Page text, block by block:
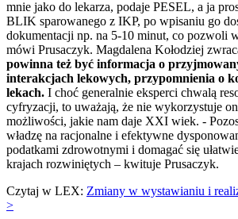
mnie jako do lekarza, podaje PESEL, a ja
BLIK sparowanego z IKP, po wpisaniu go
dokumentacji np. na 5-10 minut, co pozwoli
mówi Prusaczyk. Magdalena Kołodziej
powinna też być informacja o
interakcjach lekowych, przypomnienia o
lekach. I choć generalnie eksperci chwalą
cyfryzacji, to uważają, że nie wykorzystuje
możliwości, jakie nam daje XXI wiek. -
władzę na racjonalne i efektywne
podatkami zdrowotnymi i domagać się
krajach rozwiniętych – kwituje Prusaczyk.
Czytaj w LEX: Zmiany w wystawianiu i
>